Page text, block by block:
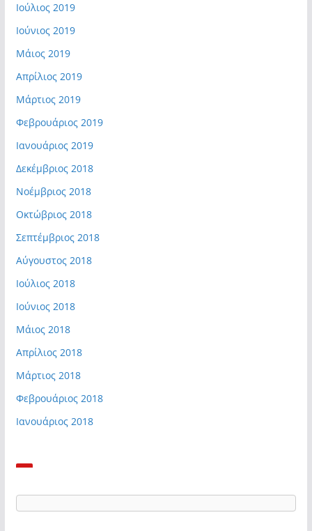
Ιούλιος 2019
Ιούνιος 2019
Μάιος 2019
Απρίλιος 2019
Μάρτιος 2019
Φεβρουάριος 2019
Ιανουάριος 2019
Δεκέμβριος 2018
Νοέμβριος 2018
Οκτώβριος 2018
Σεπτέμβριος 2018
Αύγουστος 2018
Ιούλιος 2018
Ιούνιος 2018
Μάιος 2018
Απρίλιος 2018
Μάρτιος 2018
Φεβρουάριος 2018
Ιανουάριος 2018